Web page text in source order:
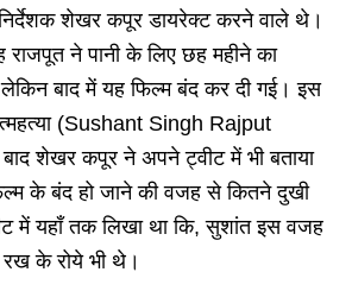
शेखर कपूर डायरेक्ट करने वाले थे।
राजपूत ने पानी के लिए छह महीने का
लेकिन बाद में यह फिल्म बंद कर दी गई। इस
(Sushant Singh Rajput
शेखर कपूर ने अपने ट्वीट में भी बताया
के बंद हो जाने की वजह से कितने दुखी
में यहाँ तक लिखा था कि, सुशांत इस वजह
के रोये भी थे।